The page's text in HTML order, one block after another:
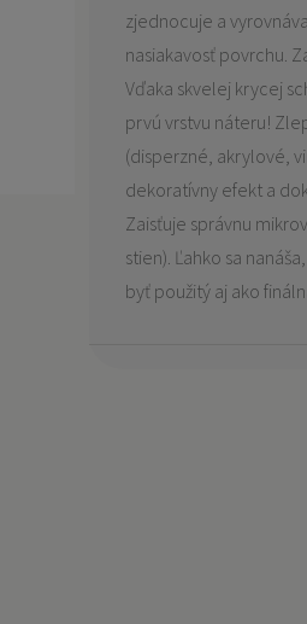
zjednocuje a vyrovnáva
nasiakavosť povrchu.
Vďaka skvelej krycej
prvú vrstvu náteru!
(disperzné, akrylové,
dekoratívny efekt a
Zaisťuje správnu
stien). Ľahko sa
byť použitý aj ako